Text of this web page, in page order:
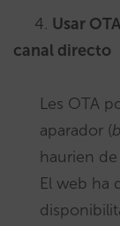
4. Usar
canal directo
Les OTA
aparador (
haurien
El web ha